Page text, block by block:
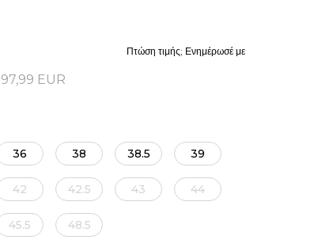
97,99 EUR
Πτώση τιμής; Ενημέρωσέ με
36 38 38.5 39
42 42.5 43 44
45.5 48.5